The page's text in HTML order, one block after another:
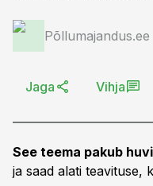
Põllumajandus.ee
Jaga Vihja
See teema pakub
ja saad alati teavituse,